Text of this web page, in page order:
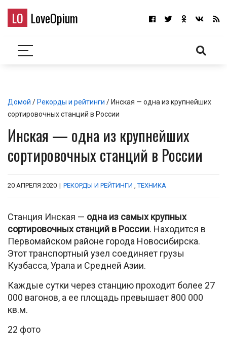
LO LoveOpium
Домой / Рекорды и рейтинги / Инская — одна из крупнейших
сортировочных станций в России
Инская — одна из крупнейших
сортировочных станций в России
20 АПРЕЛЯ 2020 | РЕКОРДЫ И РЕЙТИНГИ ,ТЕХНИКА
Станция Инская — одна из самых крупных
сортировочных станций в России. Находится в
Первомайском районе города Новосибирска.
Этот транспортный узел соединяет грузы
Кузбасса, Урала и Средней Азии.
Каждые сутки через станцию проходит более 27
000 вагонов, а ее площадь превышает 800 000
кв.м.
22 фото